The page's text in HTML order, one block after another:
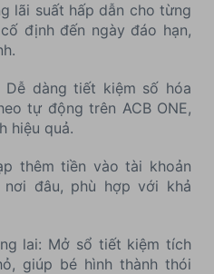
lãi suất hấp dẫn cho từng
định đến ngày đáo hạn,
dàng tiết kiệm số hóa
tự động trên ACB ONE,
hiệu quả.
thêm tiền vào tài khoản
đâu, phù hợp với khả
lai: Mở sổ tiết kiệm tích
giúp bé hình thành thói